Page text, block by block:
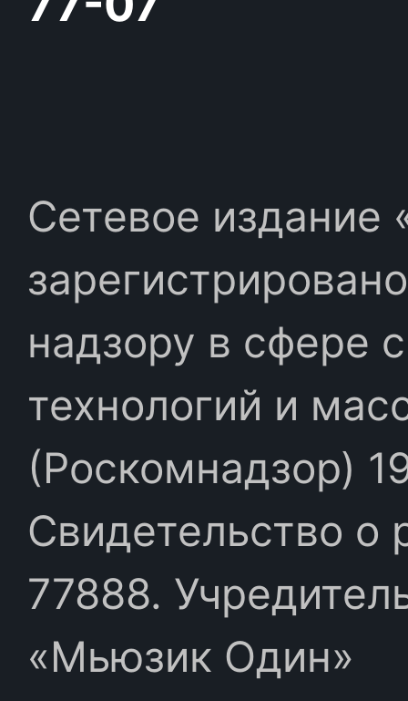
Сетевое издание
надзору в сфере
технологий и
(Роскомнадзор)
Свидетельство
77888.
«Мьюзик Один»